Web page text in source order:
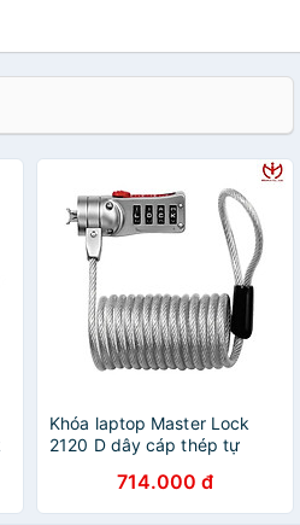
Khóa laptop Master Lock
2120 D dây cáp thép tự
chính hãng714.000 đ